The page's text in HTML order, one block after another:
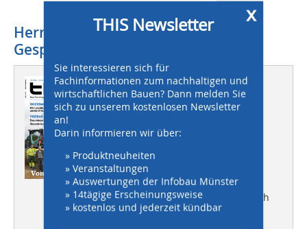
Herr Büchele, vielen Dank für dieses
Gespräch!
Dieser Artikel erschien in
THIS 08/2012
BODENSTABILISIERUNG UND
Von Grund auf gut!
HOCHBAU
Mit Leichtbeton umweltfreundlich
bauen
x
THIS Newsletter
Sie interessieren sich für
Fachinformationen zum nachhaltigen und
wirtschaftlichen Bauen? Dann melden Sie
sich zu unserem kostenlosen Newsletter
an!
Darin informieren wir über:
» Produktneuheiten
» Veranstaltungen
» Auswertungen der Infobau Münster
» 14tägige Erscheinungsweise
» kostenlos und jederzeit kündbar